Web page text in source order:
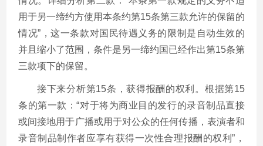
用于另一缔约方使用本条约第15条第三款允许的保留的
情况”，这一条款对国民待遇义务的限制是自动生效的
并且缩小了范围，条件是另一缔约国已经作出第15条第
三款项下的保留。
接下来分析第15条，获得报酬的权利。根据第15
条的第一款：“对于将为商业目的发行的录音制品直接
或间接地用于广播或用于对公众的任何传播，表演者和
录音制品制作者应享有获得一次性合理报酬的权利”，